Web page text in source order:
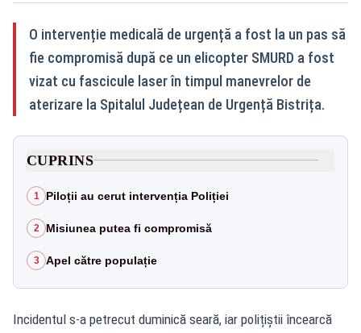
O intervenție medicală de urgență a fost la un pas să
fie compromisă după ce un elicopter SMURD a fost
vizat cu fascicule laser în timpul manevrelor de
aterizare la Spitalul Județean de Urgență Bistrița.
CUPRINS
1 Piloții au cerut intervenția Poliției
2 Misiunea putea fi compromisă
3 Apel către populație
Incidentul s-a petrecut duminică seară, iar polițiștii încearcă